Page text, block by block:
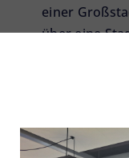
einer
über eine